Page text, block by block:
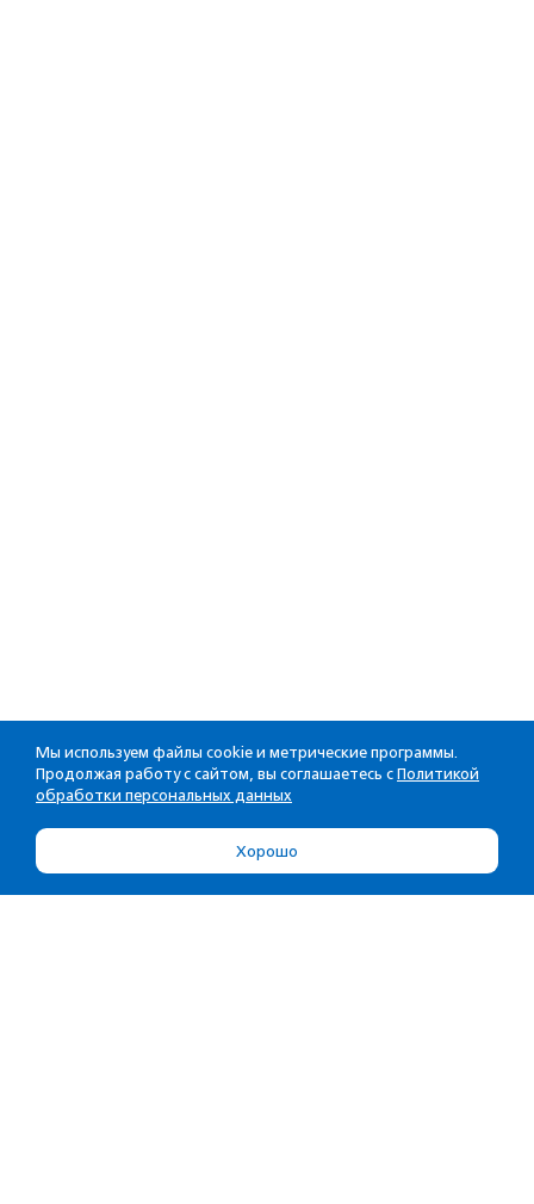
Мы используем файлы cookie и метрические программы.
Продолжая работу с сайтом, вы соглашаетесь с Политикой
обработки персональных данных
Хорошо